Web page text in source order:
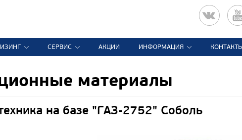
СЕРВИС АКЦИИ ИНФОРМАЦИЯ
материалы
на базе "ГАЗ-2752" Соболь